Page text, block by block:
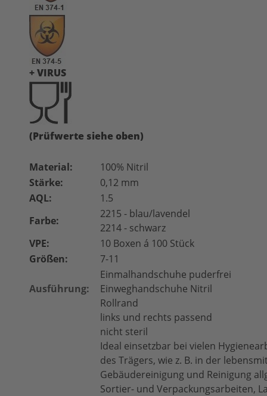
+ VIRUS
(Prüfwerte siehe oben)
Material:
100% Nitril
Stärke:
0,12 mm
AQL:
1.5
Farbe:
2215 - blau/lavendel
2214 - schwarz
VPE:
10 Boxen á 100 Stück
Größen:
7-11
Ausführung:
Einmalhandschuhe puderfrei
Einweghandschuhe Nitril
Rollrand
links und rechts passend
nicht steril
Ideal einsetzbar bei vielen
des Trägers, wie z. B. in der
Gebäudereinigung und Reinigung
Sortier- und Verpackungsarbeiten,